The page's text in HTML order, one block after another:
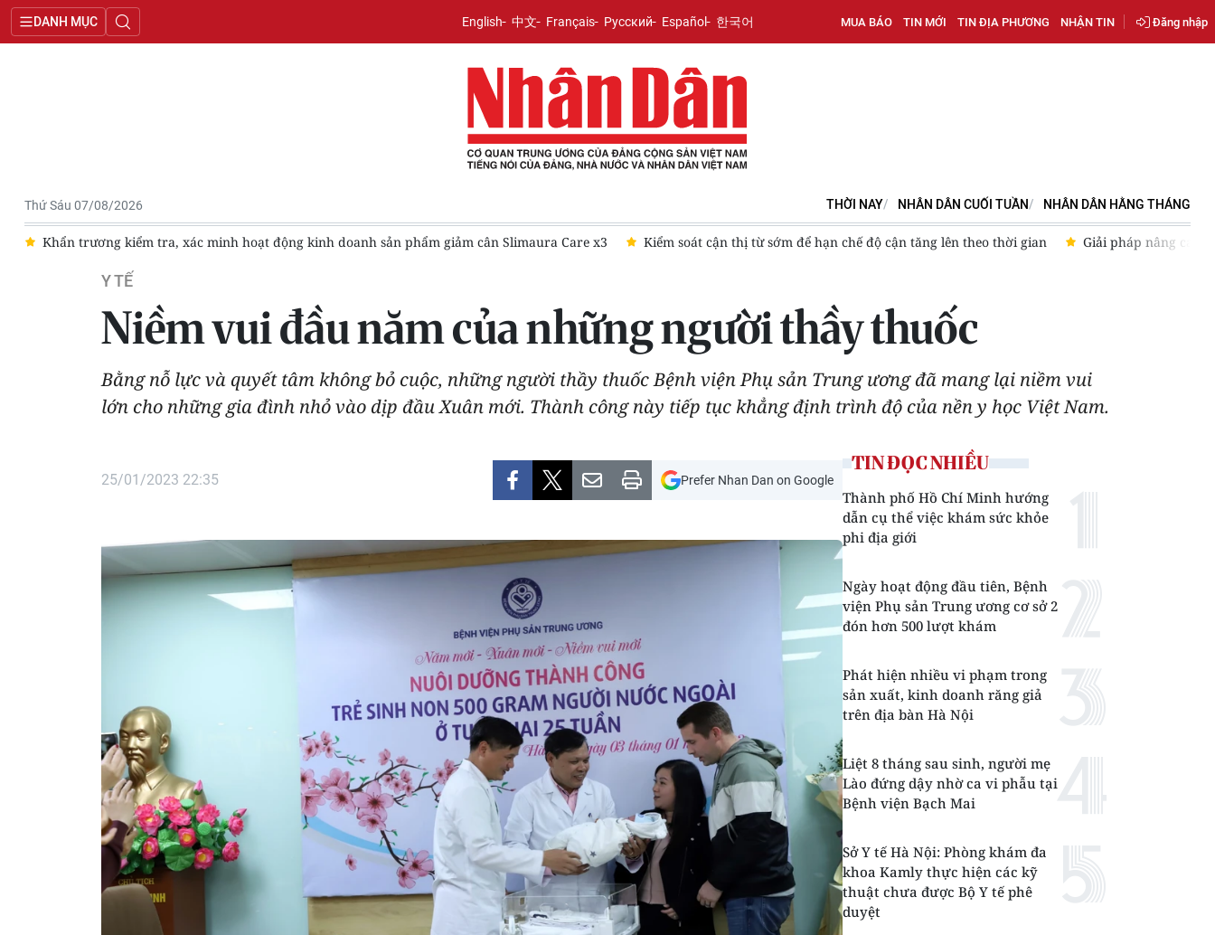
DANH MỤC English 中文 Français Русский Español 한국어 MUA BÁO TIN MỚI TIN ĐỊA PHƯƠNG NHẬN TIN Đăng nhập
Thứ Sáu 07/08/2026 THỜI NAY NHÂN DÂN CUỐI TUẦN NHÂN DÂN HẰNG THÁNG
Khẩn trương kiểm tra, xác minh hoạt động kinh doanh sản phẩm giảm cân Slimaura Care x3 Kiểm soát cận thị từ sớm để hạn chế độ cận tăng lên theo thời gian Giải pháp nâng cao
Y TẾ
Niềm vui đầu năm của những người thầy thuốc
Bằng nỗ lực và quyết tâm không bỏ cuộc, những người thầy thuốc Bệnh viện Phụ sản Trung ương đã mang lại niềm vui
lớn cho những gia đình nhỏ vào dịp đầu Xuân mới. Thành công này tiếp tục khẳng định trình độ của nền y học Việt Nam.
25/01/2023 22:35 Prefer Nhan Dan on Google
TIN ĐỌC NHIỀU
Thành phố Hồ Chí Minh hướng
dẫn cụ thể việc khám sức khỏe
phi địa giới
Ngày hoạt động đầu tiên, Bệnh
viện Phụ sản Trung ương cơ sở 2
đón hơn 500 lượt khám
Phát hiện nhiều vi phạm trong
sản xuất, kinh doanh răng giả
trên địa bàn Hà Nội
Liệt 8 tháng sau sinh, người mẹ
Lào đứng dậy nhờ ca vi phẫu tại
Bệnh viện Bạch Mai
Sở Y tế Hà Nội: Phòng khám đa
khoa Kamly thực hiện các kỹ
thuật chưa được Bộ Y tế phê
duyệt